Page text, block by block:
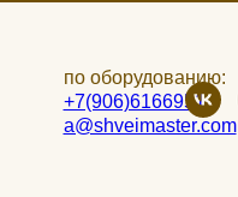
по оборудованию:
+7(906)6166951
a@shveimaster.com